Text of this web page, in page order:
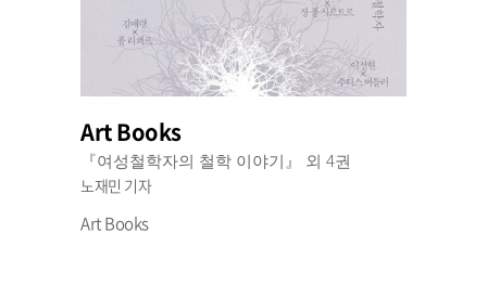
Art Books
『여성철학자의 철학 이야기』 외 4권
노재민 기자
Art Books